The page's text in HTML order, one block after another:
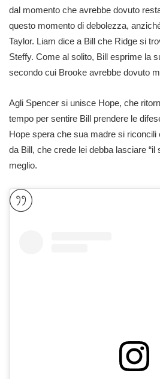
dal momento che avrebbe dovuto
questo momento di debolezza,
Taylor. Liam dice a Bill che Ridge si
Steffy. Come al solito, Bill esprime la
secondo cui Brooke avrebbe dovuto
Agli Spencer si unisce Hope, che
tempo per sentire Bill prendere le
Hope spera che sua madre si
da Bill, che crede lei debba lasciare “il
meglio.